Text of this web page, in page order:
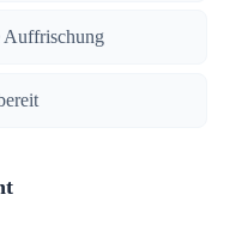
Auffrischung